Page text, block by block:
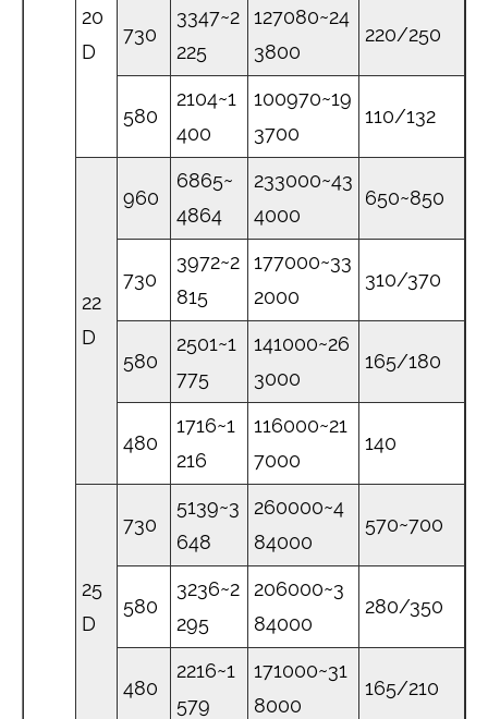
20
D
730
3347~2
225
127080~24
3800
220/250
580
2104~1
400
100970~19
3700
110/132
22
D
960
6865~
4864
233000~43
4000
650~850
730
3972~2
815
177000~33
2000
310/370
580
2501~1
775
141000~26
3000
165/180
480
1716~1
216
116000~21
7000
140
25
D
730
5139~3
648
260000~4
84000
570~700
580
3236~2
295
206000~3
84000
280/350
480
2216~1
579
171000~31
8000
165/210